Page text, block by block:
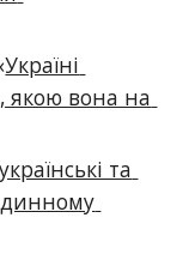
Україні
якою вона на
та